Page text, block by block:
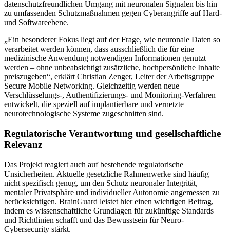
datenschutzfreundlichen Umgang mit neuronalen Signalen bis hin
zu umfassenden Schutzmaßnahmen gegen Cyberangriffe auf Hard-
und Softwareebene.
„Ein besonderer Fokus liegt auf der Frage, wie neuronale Daten so
verarbeitet werden können, dass ausschließlich die für eine
medizinische Anwendung notwendigen Informationen genutzt
werden – ohne unbeabsichtigt zusätzliche, hochpersönliche Inhalte
preiszugeben“, erklärt Christian Zenger, Leiter der Arbeitsgruppe
Secure Mobile Networking. Gleichzeitig werden neue
Verschlüsselungs-, Authentifizierungs- und Monitoring-Verfahren
entwickelt, die speziell auf implantierbare und vernetzte
neurotechnologische Systeme zugeschnitten sind.
Regulatorische Verantwortung und gesellschaftliche
Relevanz
Das Projekt reagiert auch auf bestehende regulatorische
Unsicherheiten. Aktuelle gesetzliche Rahmenwerke sind häufig
nicht spezifisch genug, um den Schutz neuronaler Integrität,
mentaler Privatsphäre und individueller Autonomie angemessen zu
berücksichtigen. BrainGuard leistet hier einen wichtigen Beitrag,
indem es wissenschaftliche Grundlagen für zukünftige Standards
und Richtlinien schafft und das Bewusstsein für Neuro-
Cybersecurity stärkt.